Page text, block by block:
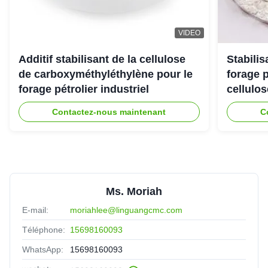
VIDEO
Additif stabilisant de la cellulose
de carboxyméthyléthylène pour le
forage pétrolier industriel
Contactez-nous maintenant
forage
Ms. Moriah
E-mail: moriahlee@linguangcmc.com
Téléphone: 15698160093
WhatsApp: 15698160093